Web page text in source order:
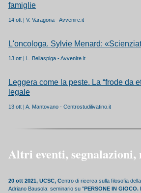
famiglie
14 ott | V. Varagona - Avvenire.it
L'oncologa. Sylvie Menard:
13 ott | L. Bellaspiga - Avvenire.it
Leggera come la peste. La “frode da
legale
13 ott | A. Mantovano - Centrostudilivatino.it
Altri eventi, segnalazioni,
20 ott 2021, UCSC, Centro di ricerca sulla filosofia
Adriano Bausola: seminario su "PERSONE IN GIOCO.